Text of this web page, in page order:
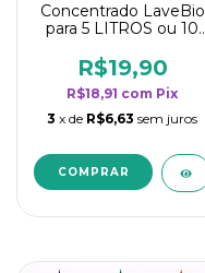
Concentrado LaveBio
para 5 LITROS ou 10
rendimento da
categoria - Neutro
R$19,90
R$18,91 com Pix
3 x de R$6,63 sem juros